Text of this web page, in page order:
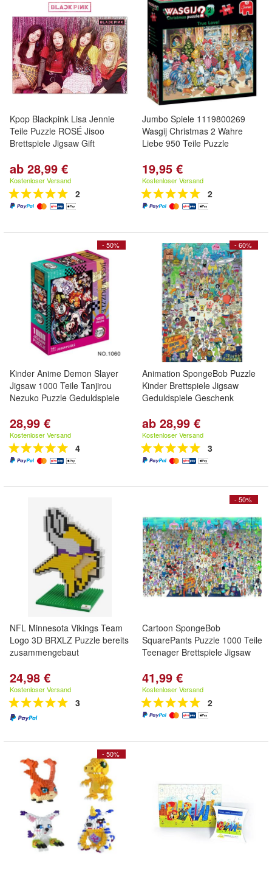
Kpop Blackpink Lisa Jennie
Teile Puzzle ROSÉ Jisoo
Brettspiele Jigsaw Gift
ab 28,99 €
Kostenloser Versand
2
Jumbo Spiele 1119800269
Wasgij Christmas 2 Wahre
Liebe 950 Teile Puzzle
19,95 €
Kostenloser Versand
2
- 50%
Kinder Anime Demon Slayer
Jigsaw 1000 Teile Tanjirou
Nezuko Puzzle Geduldspiele
28,99 €
Kostenloser Versand
4
- 60%
Animation SpongeBob Puzzle
Kinder Brettspiele Jigsaw
Geduldspiele Geschenk
ab 28,99 €
Kostenloser Versand
3
NFL Minnesota Vikings Team
Logo 3D BRXLZ Puzzle bereits
zusammengebaut
24,98 €
Kostenloser Versand
3
- 50%
Cartoon SpongeBob
SquarePants Puzzle 1000 Teile
Teenager Brettspiele Jigsaw
41,99 €
Kostenloser Versand
2
- 50%